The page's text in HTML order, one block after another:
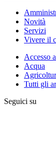
Novità
Servizi
Vivere il
Accesso
Acqua
Tutti gli
Seguici su